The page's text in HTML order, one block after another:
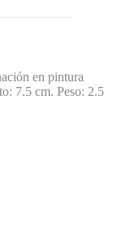
en pintura
7.5 cm. Peso: 2.5